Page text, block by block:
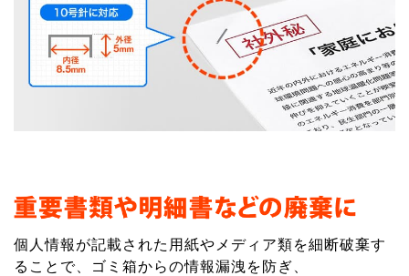
個人情報が記載された用紙やメディア類を細断破棄す
ることで、ゴミ箱からの情報漏洩を防ぎ、